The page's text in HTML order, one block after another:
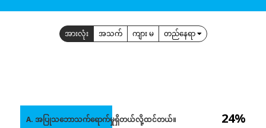
အားလုံး အသက် ကျား မ တည်နေရာ
24%
A. အပြုသဘောသက်ရောက်မှုရှိတယ်လို့ထင်တယ်။